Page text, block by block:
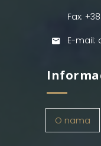
Fax:
E-mail:
O nama